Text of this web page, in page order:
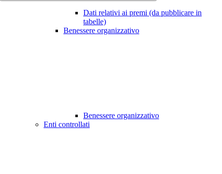
Dati relativi ai premi (da pubblicare in
tabelle)
Benessere organizzativo
Benessere organizzativo
Enti controllati